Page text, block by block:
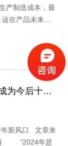
在产品未来的
上琳琅满目
工程院院士：从生成式AI到通用AI将成为今后十年新风口
口 文章来